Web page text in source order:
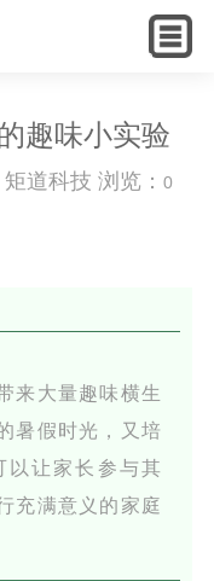
English
趣味小实验
道科技 浏览： 0
来大量趣味横生
暑假时光，又培
以让家长参与其
充满意义的家庭